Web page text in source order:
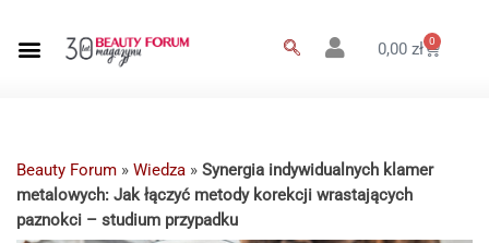
0,00zł 0
Beauty Forum » Wiedza » Synergia indywidualnych klamer
metalowych: Jak łączyć metody korekcji wrastających
paznokci – studium przypadku